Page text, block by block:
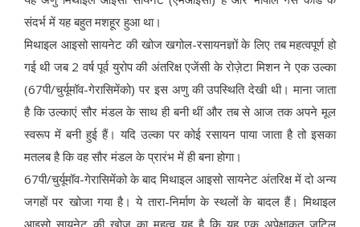
संदर्भ में यह बहुत मशहूर हुआ था।
मिथाइल आइसो सायनेट की खोज खगोल-रसायनज्ञों के लिए तब महत्वपूर्ण हो
गई थी जब 2 वर्ष पूर्व युरोप की अंतरिक्ष एजेंसी के रोज़ेटा मिशन ने एक उल्का
(67पी/चुर्यूमॉव-गेरासिमेंको) पर इस अणु की उपस्थिति देखी थी। माना जाता
है कि उल्काएं सौर मंडल के साथ ही बनी थीं और तब से आज तक अपने मूल
स्वरूप में बनी हुई हैं। यदि उल्का पर कोई रसायन पाया जाता है तो इसका
मतलब है कि वह सौर मंडल के प्रारंभ में ही बना होगा।
67पी/चुर्यूमॉव-गेरासिमेंको के बाद मिथाइल आइसो सायनेट अंतरिक्ष में दो अन्य
जगहों पर खोजा गया है। ये तारा-निर्माण के स्थलों के बादल हैं। मिथाइल
आइसो सायनेट की खोज का महत्व यह है कि यह एक अपेक्षाकृत जटिल